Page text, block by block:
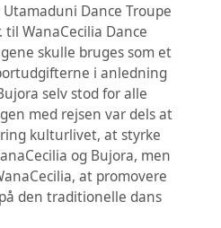
TIDLIGERE
U-KASSEN
BERETNING
Dance Troupe
til WanaCecilia Dance
skulle bruges som et
i anledning
selv stod for alle
med rejsen var dels at
kulturlivet, at styrke
og Bujora, men
at promovere
den traditionelle dans